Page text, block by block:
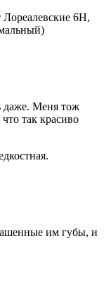
Лореалевские 6Н,
даже. Меня тож
так красиво
им губы, и